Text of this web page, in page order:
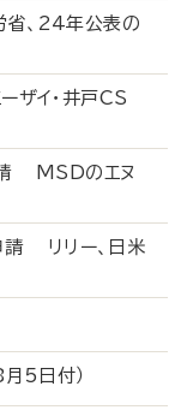
、24年公表の
ザイ・井戸CS
請 MSDのエヌ
請 リリー、日米
8月5日付）